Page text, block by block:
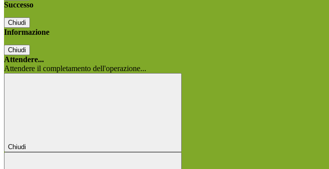
Successo
Chiudi
Informazione
Chiudi
Attendere...
Attendere il completamento dell'operazione...
Chiudi